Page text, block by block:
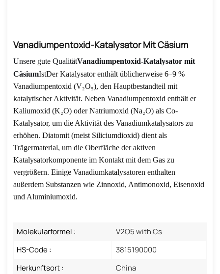
Vanadiumpentoxid-Katalysator Mit Cäsium
Unsere gute QualitätVanadiumpentoxid-Katalysator mit
CäsiumIstDer Katalysator enthält üblicherweise 6–9 %
Vanadiumpentoxid (V₂O₅), den Hauptbestandteil mit
katalytischer Aktivität. Neben Vanadiumpentoxid enthält er
Kaliumoxid (K₂O) oder Natriumoxid (Na₂O) als Co-
Katalysator, um die Aktivität des Vanadiumkatalysators zu
erhöhen. Diatomit (meist Siliciumdioxid) dient als
Trägermaterial, um die Oberfläche der aktiven
Katalysatorkomponente im Kontakt mit dem Gas zu
vergrößern. Einige Vanadiumkatalysatoren enthalten
außerdem Substanzen wie Zinnoxid, Antimonoxid, Eisenoxid
und Aluminiumoxid.
Molekularformel :
V2O5 with Cs
HS-Code :
3815190000
Herkunftsort :
China